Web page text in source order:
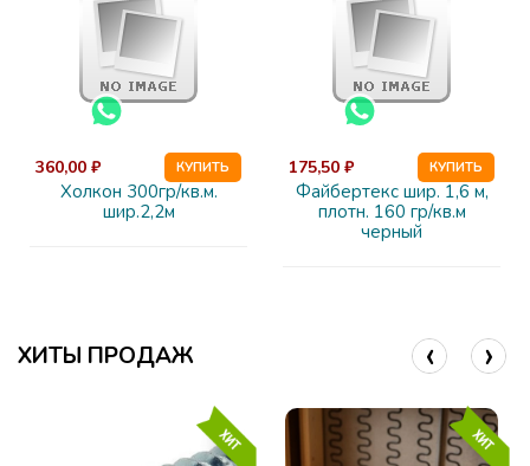
360,00 ₽ КУПИТЬ
Холкон 300гр/кв.м.
шир.2,2м
175,50 ₽ КУПИТЬ
Файбертекс шир. 1,6 м,
плотн. 160 гр/кв.м
черный
ХИТЫ ПРОДАЖ ‹ ›